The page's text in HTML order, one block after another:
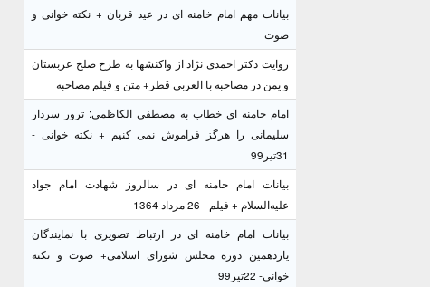
بیانات مهم امام خامنه ای در عید قربان + نکته خوانی و
صوت
روایت دکتر احمدی نژاد از واکنشها به طرح صلح عربستان
و یمن در مصاحبه با العربی قطر+ متن و فیلم مصاحبه
امام خامنه ای خطاب به مصطفی الکاظمی: ترور سردار
سلیمانی را هرگز فراموش نمی کنیم + نکته خوانی -
31تیر99
بیانات امام خامنه ای در سالروز شهادت امام جواد
علیه‌السلام + فیلم - 26 مرداد 1364
بیانات امام خامنه ای در ارتباط تصویری با نمایندگان
یازدهمین دوره مجلس شورای اسلامی+ صوت و نکته
خوانی- 22تیر99